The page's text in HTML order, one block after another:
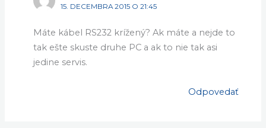
15. DECEMBRA 2015 O 21:45
Máte kábel RS232 krížený? Ak máte a nejde to
tak ešte skuste druhe PC a ak to nie tak asi
jedine servis.
Odpovedať